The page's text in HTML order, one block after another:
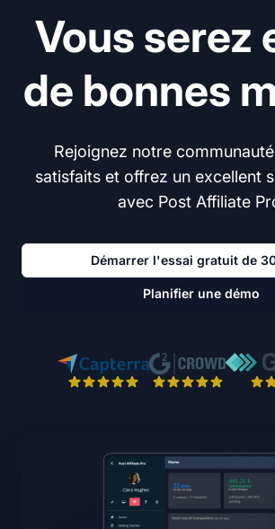
Vous serez
de bonnes
Rejoignez notre
satisfaits et offrez un excellent
avec Post Affiliate
Démarrer l'essai gratuit de
Planifier une démo